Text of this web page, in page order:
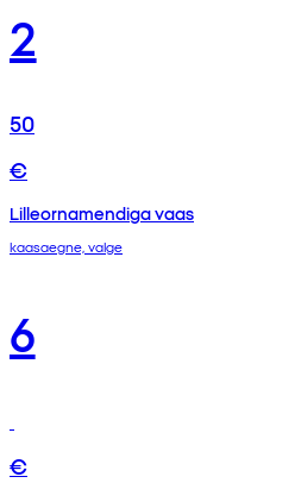
2
50
€
Lilleornamendiga vaas
kaasaegne, valge
6
€